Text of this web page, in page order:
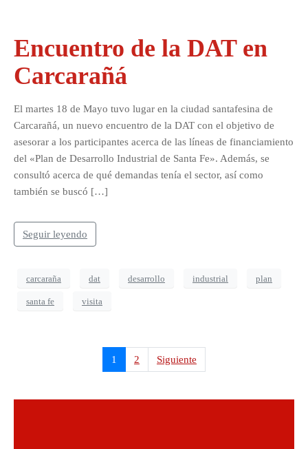
Encuentro de la DAT en
Carcarañá
El martes 18 de Mayo tuvo lugar en la ciudad santafesina de
Carcarañá, un nuevo encuentro de la DAT con el objetivo de
asesorar a los participantes acerca de las líneas de financiamiento
del «Plan de Desarrollo Industrial de Santa Fe». Además, se
consultó acerca de qué demandas tenía el sector, así como
también se buscó […]
Seguir leyendo
carcaraña dat desarrollo industrial plan
santa fe visita
1 2 Siguiente